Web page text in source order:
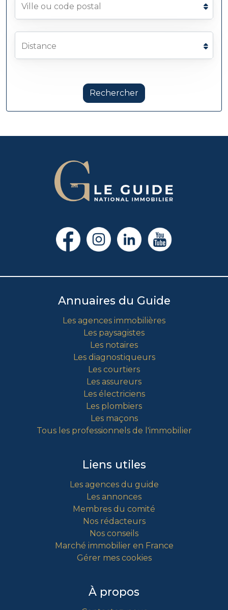
Ville ou code postal
Distance
Rechercher
Annuaires du Guide
Les agences immobilières
Les paysagistes
Les notaires
Les diagnostiqueurs
Les courtiers
Les assureurs
Les électriciens
Les plombiers
Les maçons
Tous les professionnels de l'immobilier
Liens utiles
Les agences du guide
Les annonces
Membres du comité
Nos rédacteurs
Nos conseils
Marché immobilier en France
Gérer mes cookies
À propos